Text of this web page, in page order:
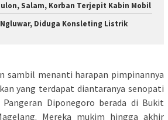
Salam, Korban Terjepit Kabin Mobil
Diduga Konsleting Listrik
sambil menanti harapan pimpinannya
yang terdapat diantaranya senopati
Diponegoro berada di Bukit
Mereka mukim hingga akhir